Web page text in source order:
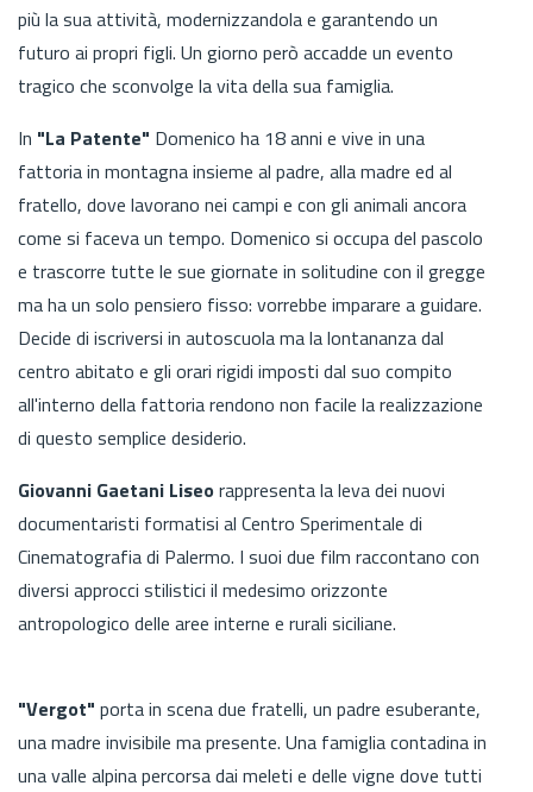
più la sua attività, modernizzandola e garantendo un
futuro ai propri figli. Un giorno però accadde un evento
tragico che sconvolge la vita della sua famiglia.
In "La Patente" Domenico ha 18 anni e vive in una
fattoria in montagna insieme al padre, alla madre ed al
fratello, dove lavorano nei campi e con gli animali ancora
come si faceva un tempo. Domenico si occupa del pascolo
e trascorre tutte le sue giornate in solitudine con il gregge
ma ha un solo pensiero fisso: vorrebbe imparare a guidare.
Decide di iscriversi in autoscuola ma la lontananza dal
centro abitato e gli orari rigidi imposti dal suo compito
all'interno della fattoria rendono non facile la realizzazione
di questo semplice desiderio.
Giovanni Gaetani Liseorappresenta la leva dei nuovi
documentaristi formatisi al Centro Sperimentale di
Cinematografia di Palermo. I suoi due film raccontano con
diversi approcci stilistici il medesimo orizzonte
antropologico delle aree interne e rurali siciliane.
"Vergot" porta in scena due fratelli, un padre esuberante,
una madre invisibile ma presente. Una famiglia contadina in
una valle alpina percorsa dai meleti e delle vigne dove tutti